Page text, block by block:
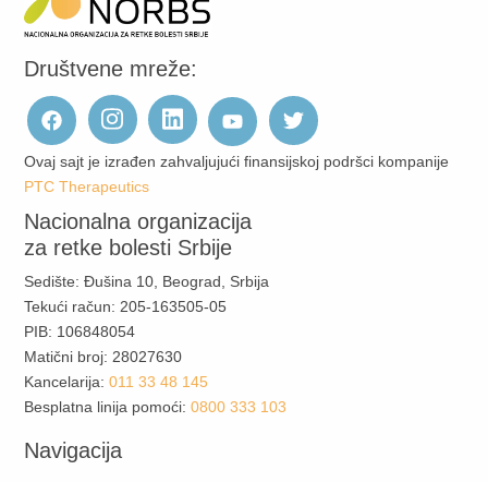
Društvene mreže:
Ovaj sajt je izrađen zahvaljujući finansijskoj podršci kompanije
PTC Therapeutics
Nacionalna organizacija
za retke bolesti Srbije
Sedište: Đušina 10, Beograd, Srbija
Tekući račun: 205-163505-05
PIB: 106848054
Matični broj: 28027630
Kancelarija: 011 33 48 145
Besplatna linija pomoći: 0800 333 103
Navigacija